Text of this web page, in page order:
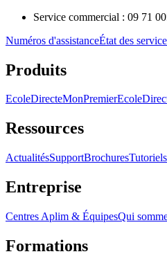
Service commercial : 09 71
Numéros d'assistanceÉtat des
Produits
EcoleDirecte
Ressources
ActualitésSupportBrochuresTutoriels
Entreprise
Centres Aplim & ÉquipesQui
Formations